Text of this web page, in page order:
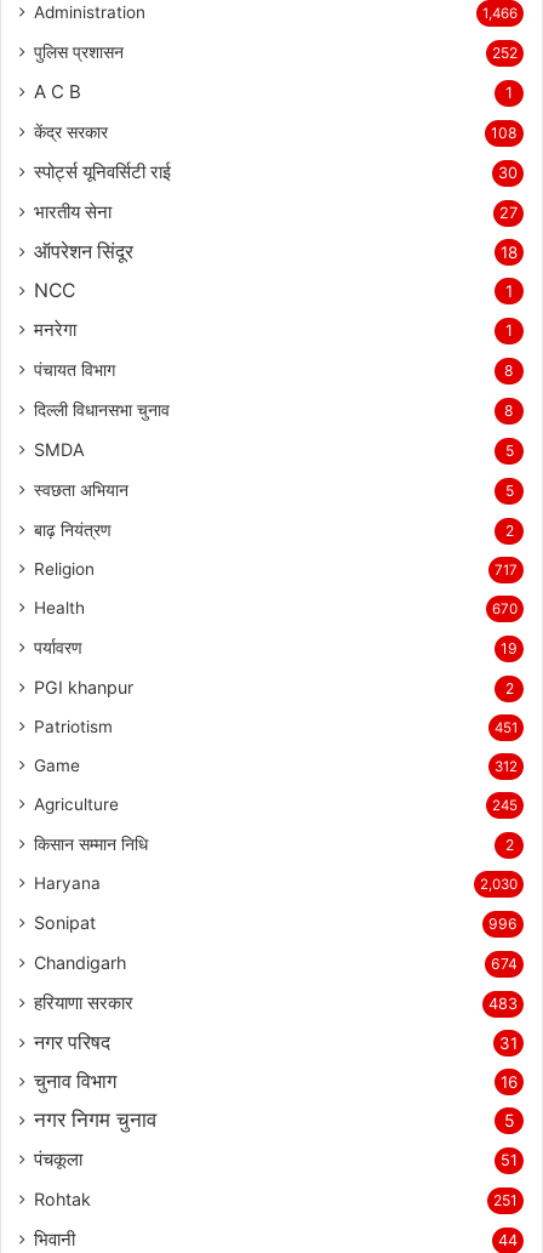
Administration 1,466
पुलिस प्रशासन 252
A C B 1
केंद्र सरकार 108
स्पोर्ट्स यूनिवर्सिटी राई 30
भारतीय सेना 27
ऑपरेशन सिंदूर 18
NCC 1
मनरेगा 1
पंचायत विभाग 8
दिल्ली विधानसभा चुनाव 8
SMDA 5
स्वछता अभियान 5
बाढ़ नियंत्रण 2
Religion 717
Health 670
पर्यावरण 19
PGI khanpur 2
Patriotism 451
Game 312
Agriculture 245
किसान सम्मान निधि 2
Haryana 2,030
Sonipat 996
Chandigarh 674
हरियाणा सरकार 483
नगर परिषद 31
चुनाव विभाग 16
नगर निगम चुनाव 5
पंचकूला 51
Rohtak 251
भिवानी 44